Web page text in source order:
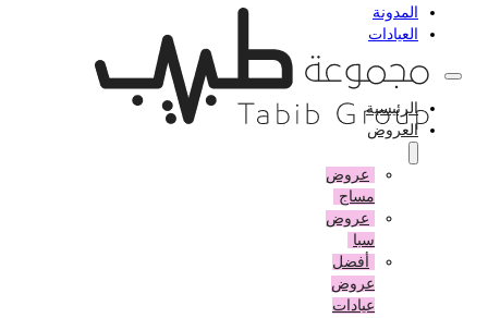
المدونة
العيادات
الرئيسية
العروض
عروض
مساج
عروض
أفضل
عروض
عيادات